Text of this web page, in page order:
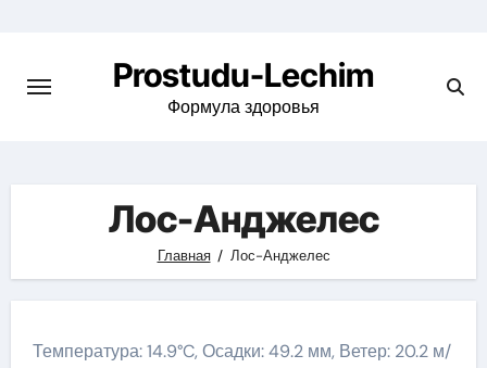
содержимому
Prostudu-Lechim
Формула здоровья
Лос-Анджелес
Главная Лос-Анджелес
Температура: 14.9°C, Осадки: 49.2 мм, Ветер: 20.2 м/